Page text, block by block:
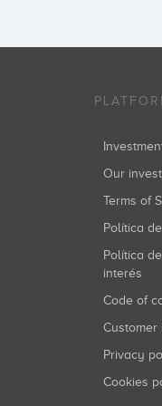
Our
Terms of
Política
Política de gestión de conflictos de
interés
Code of
Privacy
Cookies